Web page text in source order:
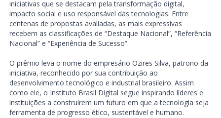
iniciativas que se destacam pela transformação digital,
impacto social e uso responsável das tecnologias. Entre
centenas de propostas avaliadas, as mais expressivas
recebem as classificações de “Destaque Nacional”, “Referência
Nacional” e “Experiência de Sucesso”.
O prêmio leva o nome do empresário Ozires Silva, patrono da
iniciativa, reconhecido por sua contribuição ao
desenvolvimento tecnológico e industrial brasileiro. Assim
como ele, o Instituto Brasil Digital segue inspirando líderes e
instituições a construírem um futuro em que a tecnologia seja
ferramenta de progresso ético, sustentável e humano.